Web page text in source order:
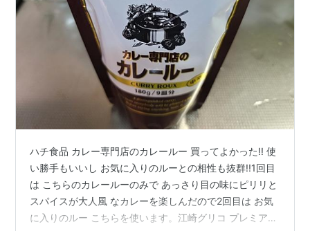
ハチ食品 カレー専門店のカレールー 買ってよかった!! 使
い勝手もいいし お気に入りのルーとの相性も抜群!!1回目
は こちらのカレールーのみで あっさり目の味にピリリと
スパイスが大人風 なカレーを楽しんだので2回目は お気
に入りのルー こちらを使います。江崎グリコ プレミアム